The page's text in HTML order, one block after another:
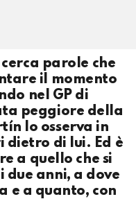
parole che
il momento
nel GP di
peggiore della
lo osserva in
dietro di lui. Ed è
a quello che si
due anni, a dove
e a quanto, con